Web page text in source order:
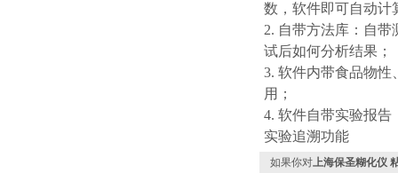
数，软件即可自动计
2. 自带方法库 ：自
试后如何分析结果；
3. 软件内带食品物
用；
4. 软件自带实验报
实验追溯功能
如果你对上海保圣糊化仪